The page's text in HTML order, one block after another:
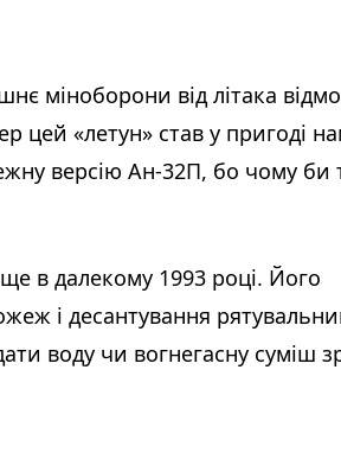
міноборони від літака
цей «летун» став у пригоді
версію Ан-32П, бо чому би
в далекому 1993 році. Його
і десантування
воду чи вогнегасну суміш